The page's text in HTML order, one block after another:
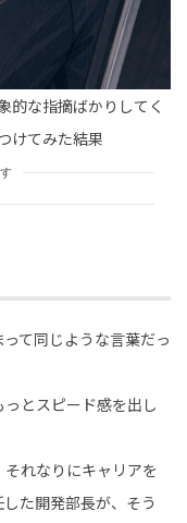
ガニ「タスマニアオオザ
格外すぎる！！
的な指摘ばかりしてく
けてみた結果
て同じような言葉だっ
っとスピード感を出し
れなりにキャリアを
た開発部長が、そう